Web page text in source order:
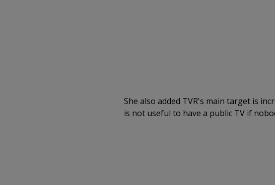
She also added TVR's main target is
is not useful to have a public TV if